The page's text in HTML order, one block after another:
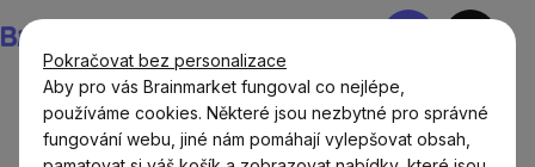
Pokračovat bez personalizace
Aby pro vás Brainmarket fungoval co nejlépe,
používáme cookies. Některé jsou nezbytné pro správné
fungování webu, jiné nám pomáhají vylepšovat obsah,
na
obsah
Nákupní
Ušetři